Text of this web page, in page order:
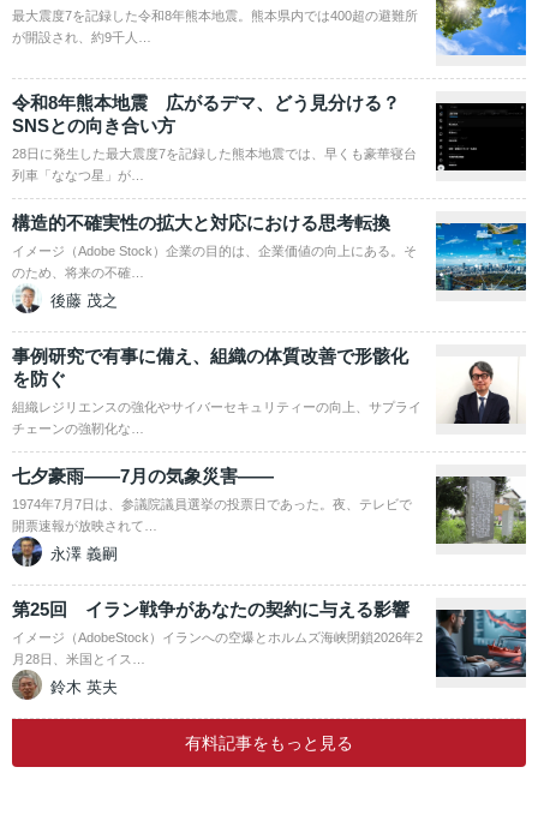
最大震度7を記録した令和8年熊本地震。熊本県内では400超の避難所
が開設され、約9千人…
令和8年熊本地震 広がるデマ、どう見分ける？
SNSとの向き合い方
28日に発生した最大震度7を記録した熊本地震では、早くも豪華寝台
列車「ななつ星」が…
構造的不確実性の拡大と対応における思考転換
イメージ（Adobe Stock）企業の目的は、企業価値の向上にある。そ
のため、将来の不確…
後藤 茂之
事例研究で有事に備え、組織の体質改善で形骸化
を防ぐ
組織レジリエンスの強化やサイバーセキュリティーの向上、サプライ
チェーンの強靭化な…
七夕豪雨――7月の気象災害――
1974年7月7日は、参議院議員選挙の投票日であった。夜、テレビで
開票速報が放映されて…
永澤 義嗣
第25回 イラン戦争があなたの契約に与える影響
イメージ（AdobeStock）イランへの空爆とホルムズ海峡閉鎖2026年2
月28日、米国とイス…
鈴木 英夫
有料記事をもっと見る